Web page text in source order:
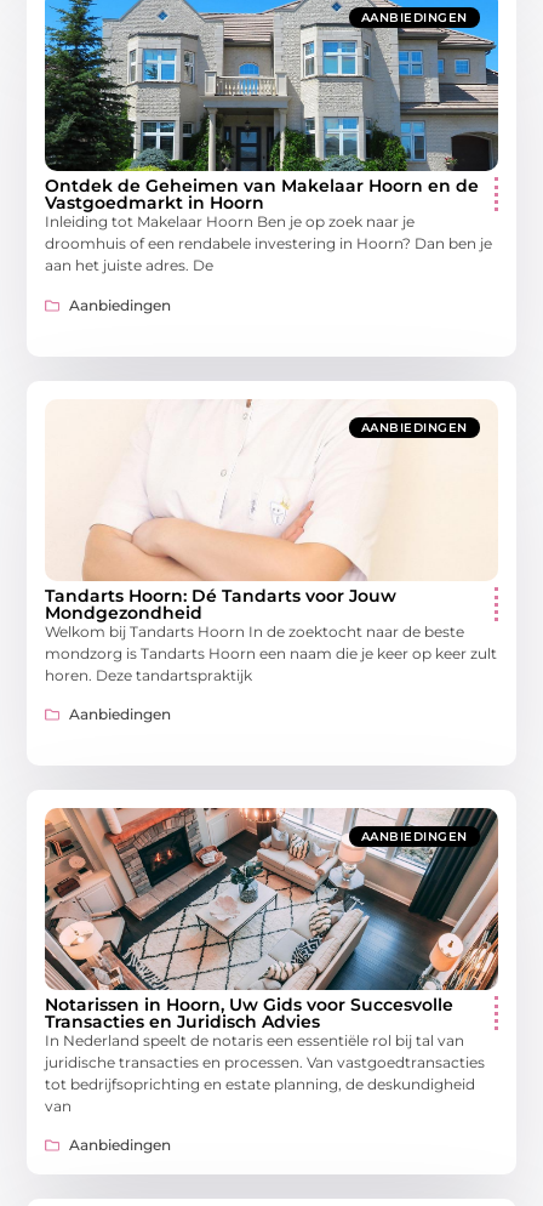
AANBIEDINGEN
Ontdek de Geheimen van Makelaar Hoorn en de
Vastgoedmarkt in Hoorn
Inleiding tot Makelaar Hoorn Ben je op zoek naar je
droomhuis of een rendabele investering in Hoorn? Dan ben je
aan het juiste adres. De
Aanbiedingen
AANBIEDINGEN
Tandarts Hoorn: Dé Tandarts voor Jouw
Mondgezondheid
Welkom bij Tandarts Hoorn In de zoektocht naar de beste
mondzorg is Tandarts Hoorn een naam die je keer op keer zult
horen. Deze tandartspraktijk
Aanbiedingen
AANBIEDINGEN
Notarissen in Hoorn, Uw Gids voor Succesvolle
Transacties en Juridisch Advies
In Nederland speelt de notaris een essentiële rol bij tal van
juridische transacties en processen. Van vastgoedtransacties
tot bedrijfsoprichting en estate planning, de deskundigheid
van
Aanbiedingen